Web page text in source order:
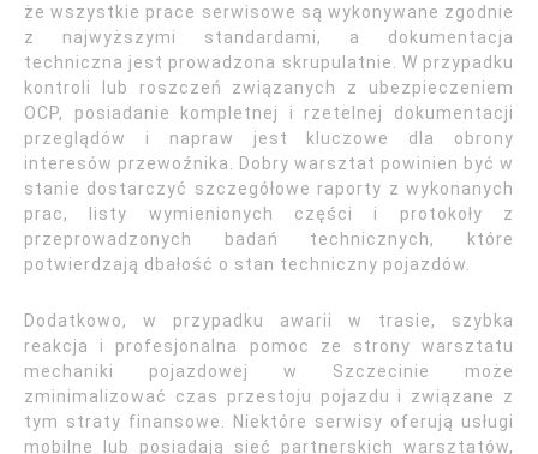
że wszystkie prace serwisowe są wykonywane zgodnie
z najwyższymi standardami, a dokumentacja
techniczna jest prowadzona skrupulatnie. W przypadku
kontroli lub roszczeń związanych z ubezpieczeniem
OCP, posiadanie kompletnej i rzetelnej dokumentacji
przeglądów i napraw jest kluczowe dla obrony
interesów przewoźnika. Dobry warsztat powinien być w
stanie dostarczyć szczegółowe raporty z wykonanych
prac, listy wymienionych części i protokoły z
przeprowadzonych badań technicznych, które
potwierdzają dbałość o stan techniczny pojazdów.
Dodatkowo, w przypadku awarii w trasie, szybka
reakcja i profesjonalna pomoc ze strony warsztatu
mechaniki pojazdowej w Szczecinie może
zminimalizować czas przestoju pojazdu i związane z
tym straty finansowe. Niektóre serwisy oferują usługi
mobilne lub posiadają sieć partnerskich warsztatów,